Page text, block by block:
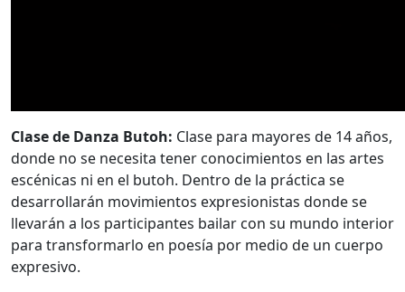
Clase de Danza Butoh: Clase para mayores de 14 años,
donde no se necesita tener conocimientos en las artes
escénicas ni en el butoh. Dentro de la práctica se
desarrollarán movimientos expresionistas donde se
llevarán a los participantes bailar con su mundo interior
para transformarlo en poesía por medio de un cuerpo
expresivo.